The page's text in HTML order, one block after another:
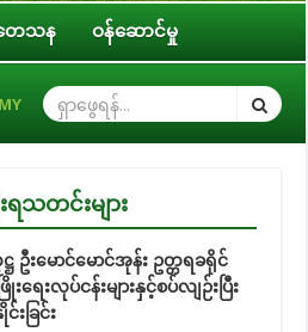
ေသန ဝန်ဆောင်မှု
လုပ်ငန်းညှိနှိုင်းအစည်းအဝေး ကျင်းပ
MY
သတင်းများ
မောင်မောင်အုန်း ဥတ္တရခရိုင်
းလုပ်ငန်းများနှင့်စပ်လျဉ်းပြီး
ခြင်း